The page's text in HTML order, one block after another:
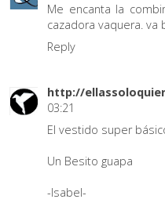
Me encanta la
cazadora vaquera. va
Reply
http://
03:21
El vestido super
Un Besito guapa
-Isabel-